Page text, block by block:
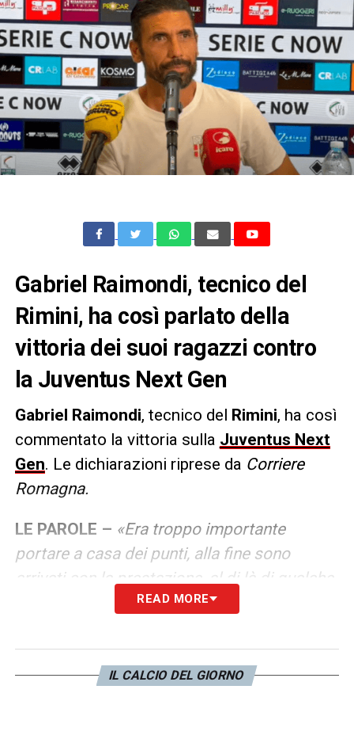
Gabriel Raimondi, tecnico del
Rimini, ha così parlato della
vittoria dei suoi ragazzi contro
la Juventus Next Gen
Gabriel Raimondi, tecnico del Rimini, ha così
commentato la vittoria sulla Juventus Next
Gen. Le dichiarazioni riprese da Corriere
Romagna.
LE PAROLE – «Era troppo importante
portare a casa dei punti, alla fine sono
arrivati con la prestazione, al di là di qualche
errore di troppo. Abbiamo affrontato una
che non siamo abituati a vedere in questa
categoria. E’ chiaro che non mi piace
READ MORE
IL CALCIO DEL GIORNO